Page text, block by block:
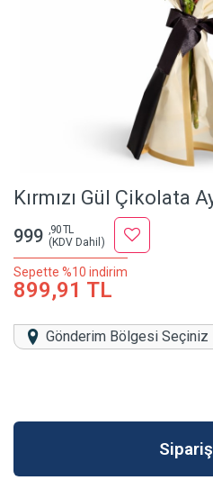
Kırmızı Gül Çikolata
999 ,90 TL
(KDV Dahil)
Sepette %10 indirim
899,91 TL
Gönderim Bölgesi Seçiniz